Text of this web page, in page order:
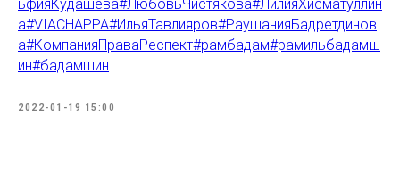
ьфияКудашева#ЛюбовьЧистякова#ЛилияХисматуллин
а#VIACHAPPA#ИльяТавлияров#РаушанияБадретдинов
а#КомпанияПраваРеспект#рамбадам#рамильбадамш
ин#бадамшин
2022-01-19 15:00